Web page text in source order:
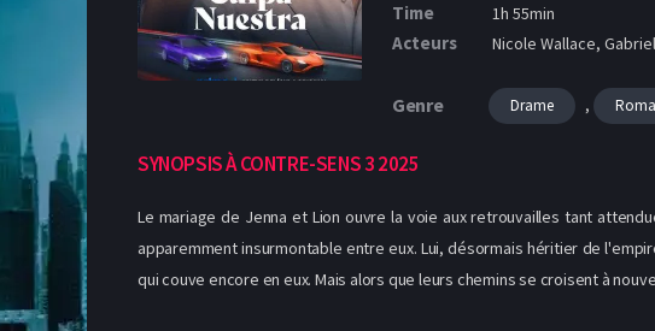
Time 1h 55min
Acteurs Nicole Wallace,
Genre Drame ,
SYNOPSIS À CONTRE-SENS 3 2025
Le mariage de Jenna et Lion ouvre la voie aux retrouvailles tant
apparemment insurmontable entre eux. Lui, désormais héritier de
qui couve encore en eux. Mais alors que leurs chemins se croisent à